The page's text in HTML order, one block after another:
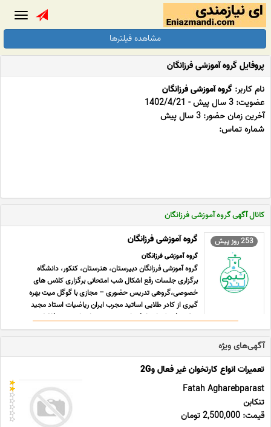
مشاهده فیلترها
پروفایل گروه آموزشی فرزانگان
نام کاربر: گروه آموزشی فرزانگان
عضویت: 3 سال پیش - 1402/4/21
آخرین زمان حضور: 3 سال پیش
شماره تماس:
کانال آگهی گروه آموزشی فرزانگان
253 روز پیش گروه آموزشی فرزانگان
گروه آموزشی فرزانگان
گروه آموزشی فرزانگان دبیرستان، هنرستان، کنکور، دانشگاه
برگزاری جلسات رفع اشکال شب امتحانی برگزاری کلاس های
خصوصی،گروهی تدریس حضوری – مجازی با گوگل میت بهره
گیری از کادر طلایی اساتید مجرب ایران ریاضیات استاد مجید
صفری فیزیک استادفرهاد موبد شیمی استاد سعید فاضل زیست
شناسی استاد پور ... ...
آگهی‌های ویژه
تعمیرات انواع کارتخوان غیر فعال و2G
Fatah Agharebparast
تنکابن
قیمت: 2,500,000 تومان